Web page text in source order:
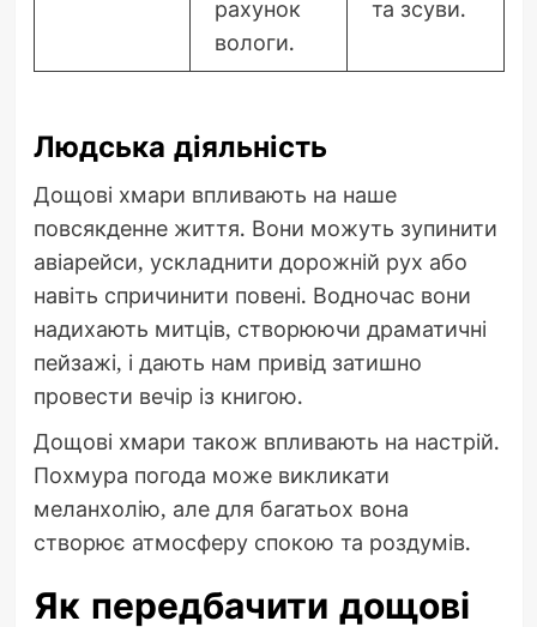
рахунок
вологи.
та зсуви.
Людська діяльність
Дощові хмари впливають на наше
повсякденне життя. Вони можуть зупинити
авіарейси, ускладнити дорожній рух або
навіть спричинити повені. Водночас вони
надихають митців, створюючи драматичні
пейзажі, і дають нам привід затишно
провести вечір із книгою.
Дощові хмари також впливають на настрій.
Похмура погода може викликати
меланхолію, але для багатьох вона
створює атмосферу спокою та роздумів.
Як передбачити дощові